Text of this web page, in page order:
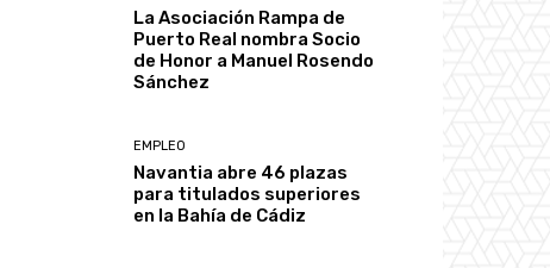
La Asociación Rampa de
Puerto Real nombra Socio
de Honor a Manuel Rosendo
Sánchez
EMPLEO
Navantia abre 46 plazas
para titulados superiores
en la Bahía de Cádiz